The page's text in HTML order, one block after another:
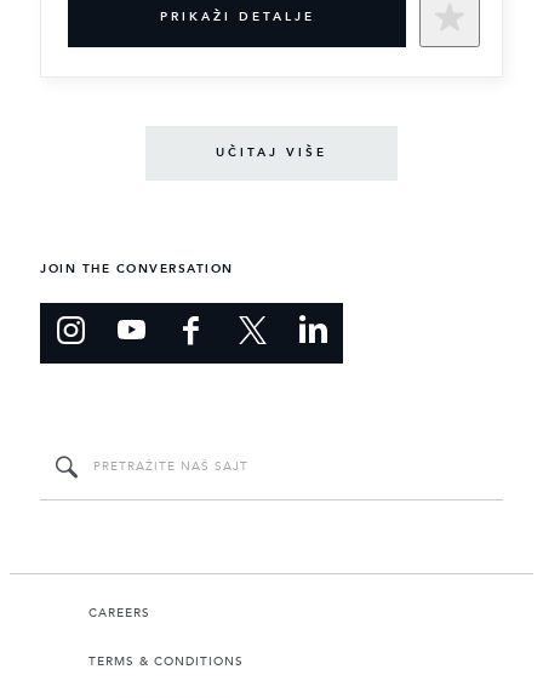
PRIKAŽI DETALJE
UČITAJ VIŠE
JOIN THE CONVERSATION
CAREERS
TERMS & CONDITIONS